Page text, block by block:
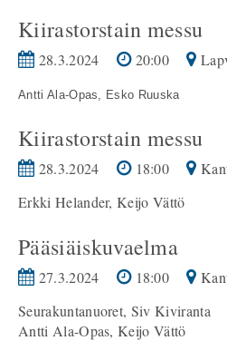
Kiirastorstain messu
28.3.2024 20:00
Antti Ala-Opas, Esko Ruuska
Kiirastorstain messu
28.3.2024 18:00
Erkki Helander, Keijo Vättö
Pääsiäiskuvaelma
27.3.2024 18:00
Seurakuntanuoret, Siv Kiviranta
Antti Ala-Opas, Keijo Vättö